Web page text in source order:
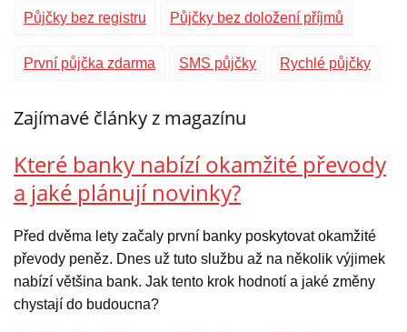
Půjčky bez registru Půjčky bez doložení příjmů
První půjčka zdarma SMS půjčky Rychlé půjčky
Zajímavé články z magazínu
Které banky nabízí okamžité převody
a jaké plánují novinky?
Před dvěma lety začaly první banky poskytovat okamžité
převody peněz. Dnes už tuto službu až na několik výjimek
nabízí většina bank. Jak tento krok hodnotí a jaké změny
chystají do budoucna?